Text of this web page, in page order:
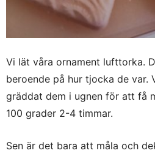
Vi lät våra ornament lufttorka.
beroende på hur tjocka de var.
gräddat dem i ugnen för att få
100 grader 2-4 timmar.
Sen är det bara att måla och